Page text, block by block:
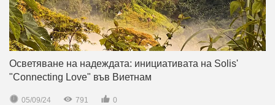
Осветяване на надеждата: инициативата на Solis'
"Connecting Love" във Виетнам
 05/09/24  791  0